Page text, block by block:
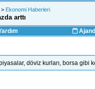
> Ekonomi Haberleri
arttı
döviz kurları, borsa gibi